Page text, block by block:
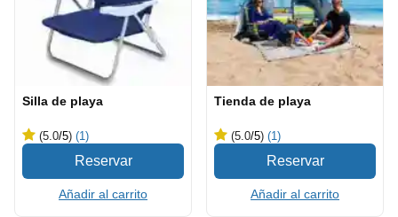
Silla de playa
(5.0/5) (1)
Añadir al carrito
Tienda de playa
(5.0/5) (1)
Añadir al carrito